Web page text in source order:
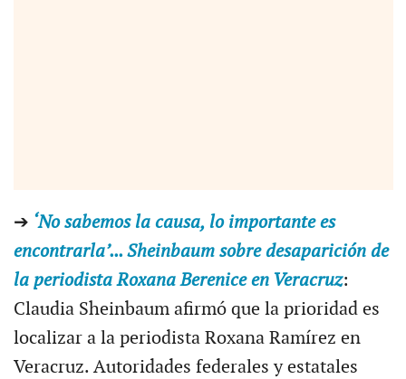
➔ ‘No sabemos la causa, lo importante es
encontrarla’... Sheinbaum sobre desaparición de
la periodista Roxana Berenice en Veracruz:
Claudia Sheinbaum afirmó que la prioridad es
localizar a la periodista Roxana Ramírez en
Veracruz. Autoridades federales y estatales